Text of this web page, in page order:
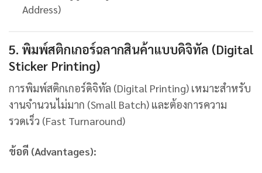
Address)
5. พิมพ์สติกเกอร์ฉลากสินค้าแบบดิจิทัล (Digital
Sticker Printing)
การพิมพ์สติกเกอร์ดิจิทัล (Digital Printing) เหมาะสำหรับ
งานจำนวนไม่มาก (Small Batch) และต้องการความ
รวดเร็ว (Fast Turnaround)
ข้อดี (Advantages):